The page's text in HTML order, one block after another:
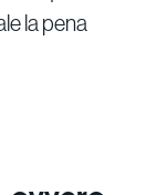
la pena